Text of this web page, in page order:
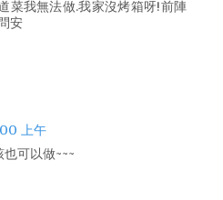
菜我無法做.我家沒烤箱呀!前陣
安
上午
可以做~~~